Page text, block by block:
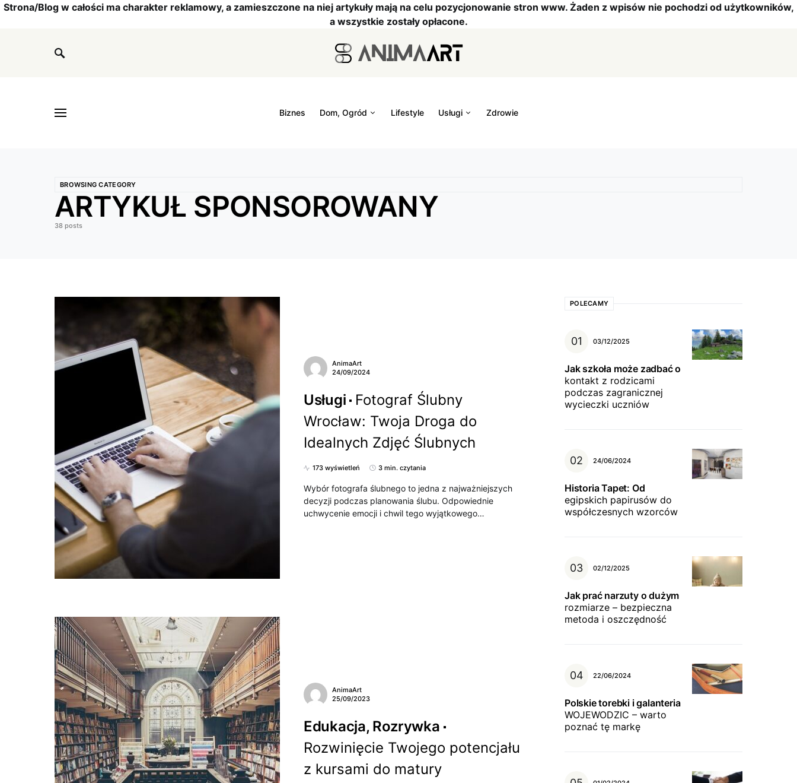
Strona/Blog w całości ma charakter reklamowy, a zamieszczone na niej artykuły mają na celu pozycjonowanie stron www. Żaden z wpisów nie pochodzi od użytkowników,
a wszystkie zostały opłacone.
Biznes Dom, Ogród Lifestyle Usługi Zdrowie
BROWSING CATEGORY
ARTYKUŁ SPONSOROWANY
38 posts
AnimaArt
24/09/2024
Usługi
Fotograf Ślubny
Wrocław: Twoja Droga do
Idealnych Zdjęć Ślubnych
173 wyświetleń 3 min. czytania
Wybór fotografa ślubnego to jedna z najważniejszych
decyzji podczas planowania ślubu. Odpowiednie
uchwycenie emocji i chwil tego wyjątkowego…
AnimaArt
25/09/2023
Edukacja, Rozrywka
Rozwinięcie Twojego potencjału
z kursami do matury
POLECAMY
03/12/2025
Jak szkoła może zadbać o
kontakt z rodzicami
podczas zagranicznej
wycieczki uczniów
24/06/2024
Historia Tapet: Od
egipskich papirusów do
współczesnych wzorców
02/12/2025
Jak prać narzuty o dużym
rozmiarze – bezpieczna
metoda i oszczędność
22/06/2024
Polskie torebki i galanteria
WOJEWODZIC – warto
poznać tę markę